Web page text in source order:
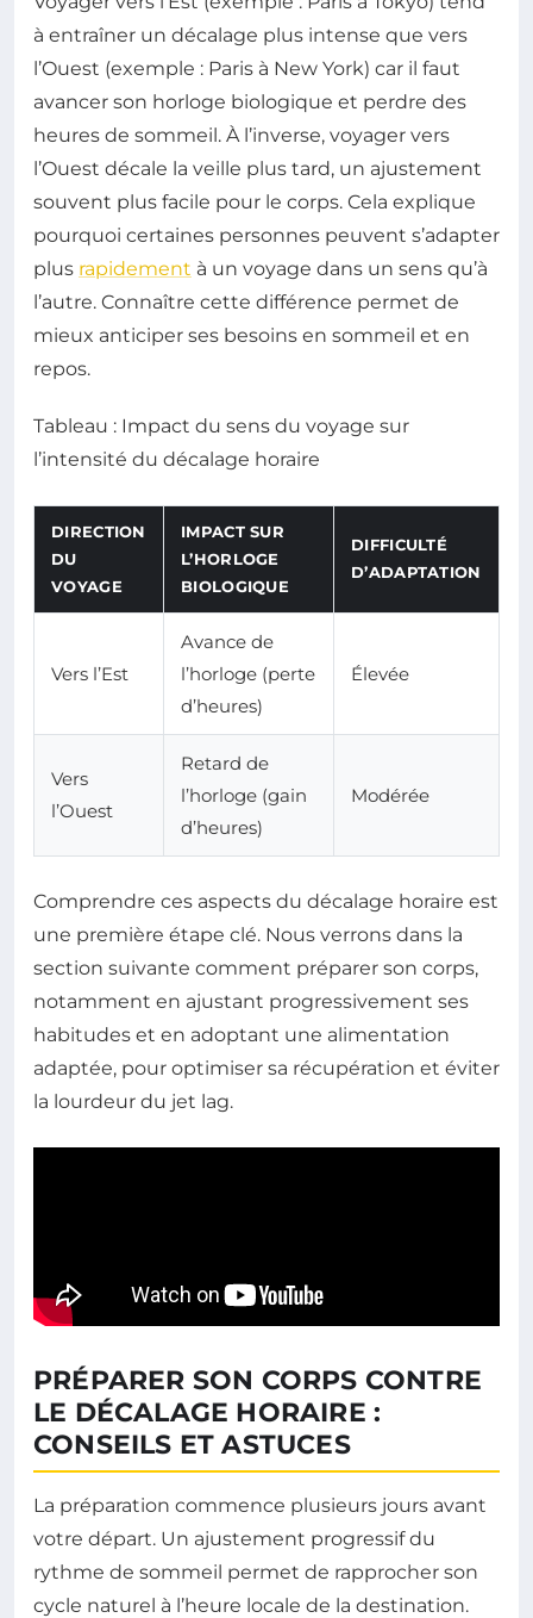
à entraîner un décalage plus intense que vers
l’Ouest (exemple : Paris à New York) car il faut
avancer son horloge biologique et perdre des
heures de sommeil. À l’inverse, voyager vers
l’Ouest décale la veille plus tard, un ajustement
souvent plus facile pour le corps. Cela explique
pourquoi certaines personnes peuvent s’adapter
plus rapidement à un voyage dans un sens qu’à
l’autre. Connaître cette différence permet de
mieux anticiper ses besoins en sommeil et en
repos.
Tableau : Impact du sens du voyage sur
l’intensité du décalage horaire
DIRECTION
DU
VOYAGE
IMPACT SUR
L’HORLOGE
BIOLOGIQUE
DIFFICULTÉ
D’ADAPTATION
Vers l’Est
Avance de
l’horloge (perte
d’heures)
Élevée
Vers
l’Ouest
Retard de
l’horloge (gain
d’heures)
Modérée
Comprendre ces aspects du décalage horaire est
une première étape clé. Nous verrons dans la
section suivante comment préparer son corps,
notamment en ajustant progressivement ses
habitudes et en adoptant une alimentation
adaptée, pour optimiser sa récupération et éviter
la lourdeur du jet lag.
PRÉPARER SON CORPS CONTRE
LE DÉCALAGE HORAIRE :
CONSEILS ET ASTUCES
La préparation commence plusieurs jours avant
votre départ. Un ajustement progressif du
rythme de sommeil permet de rapprocher son
cycle naturel à l’heure locale de la destination.